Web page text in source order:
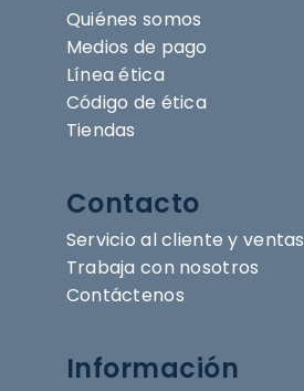
Quiénes somos
Medios de pago
Línea ética
Código de ética
Tiendas
Contacto
Servicio al cliente y ventas
Trabaja con nosotros
Contáctenos
Información